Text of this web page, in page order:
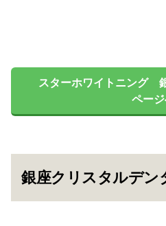
スターホワイトニング
ペー
銀座クリスタルデン